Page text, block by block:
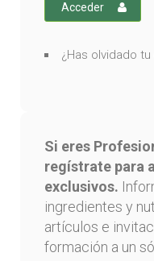
Acceder
¿Has olvidado
Si eres
regístrate para
exclusivos.
ingredientes y
artículos e
formación a un